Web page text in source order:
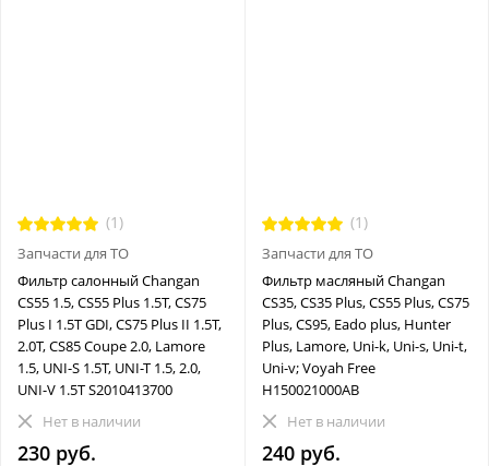
(1)
Запчасти для ТО
Фильтр салонный Changan
CS55 1.5, CS55 Plus 1.5T, CS75
Plus I 1.5T GDI, CS75 Plus II 1.5T,
2.0T, CS85 Coupe 2.0, Lamore
1.5, UNI-S 1.5T, UNI-T 1.5, 2.0,
UNI-V 1.5T S2010413700
Нет в наличии
230 руб.
(1)
Запчасти для ТО
Фильтр масляный Changan
CS35, CS35 Plus, CS55 Plus, CS75
Plus, CS95, Eado plus, Hunter
Plus, Lamore, Uni-k, Uni-s, Uni-t,
Uni-v; Voyah Free
H150021000AB
Нет в наличии
240 руб.